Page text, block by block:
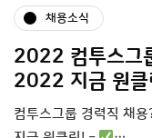
채용소식
2022 컴투스그
2022 지금 원클
컴투스그룹 경력직 채